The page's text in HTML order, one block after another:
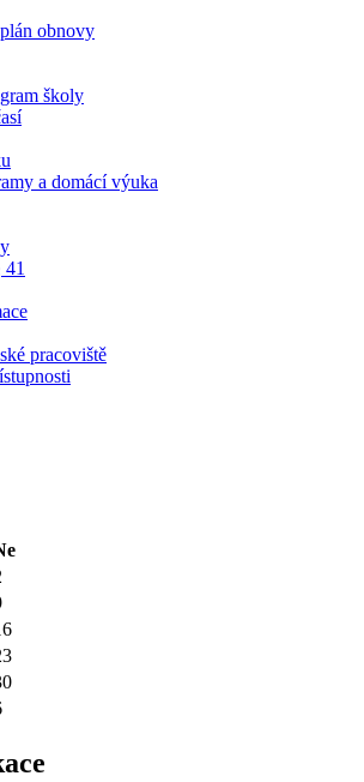
obnovy
školy
a domácí výuka
pracoviště